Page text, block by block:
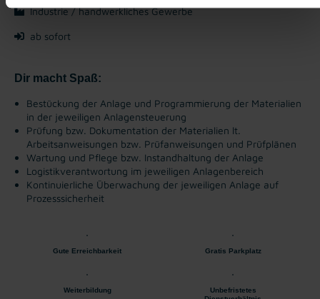
Industrie / handwerkliches Gewerbe
ab sofort
Dir macht Spaß:
Bestückung der Anlage und Programmierung der Materialien
in der jeweiligen Anlagensteuerung
Prüfung bzw. Dokumentation der Materialien lt.
Arbeitsanweisungen bzw. Prüfanweisungen und Prüfplänen
Wartung und Pflege bzw. Instandhaltung der Anlage
Logistikverantwortung im jeweiligen Anlagenbereich
Kontinuierliche Überwachung der jeweiligen Anlage auf
Prozesssicherheit
Gute Erreichbarkeit Gratis Parkplatz
Weiterbildung
Unbefristetes